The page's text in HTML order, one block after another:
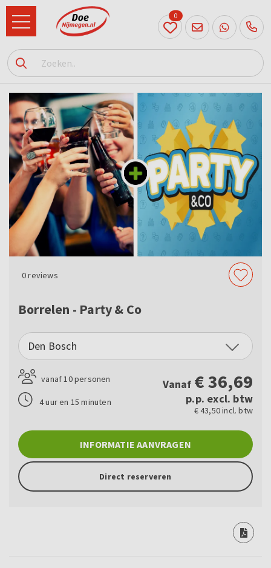
024
204
0
0reviews
Borrelen - Party & Co
Den Bosch
vanaf 10 personen
4 uur en 15 minuten
Vanaf €36,69
p.p. excl. btw
€ 43,50 incl. btw
INFORMATIE AANVRAGEN
Direct reserveren